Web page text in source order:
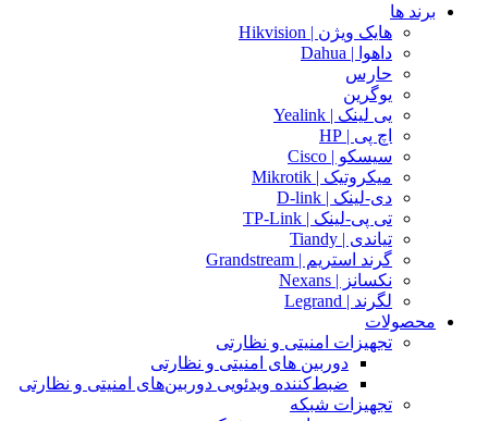
برند ها
هایک ویژن | Hikvision
داهوا | Dahua
حارس
یوگرین
یی لینک | Yealink
اچ پی | HP
سیسکو | Cisco
میکروتیک | Mikrotik
دی-لینک | D-link
تی پی-لینک | TP-Link
تیاندی | Tiandy
گرند استریم | Grandstream
نکسانز | Nexans
لگرند | Legrand
محصولات
تجهیزات امنیتی و نظارتی
دوربین های امنیتی و نظارتی
ضبط‌کننده ویدئویی دوربین‌های امنیتی و نظارتی
تجهیزات شبکه